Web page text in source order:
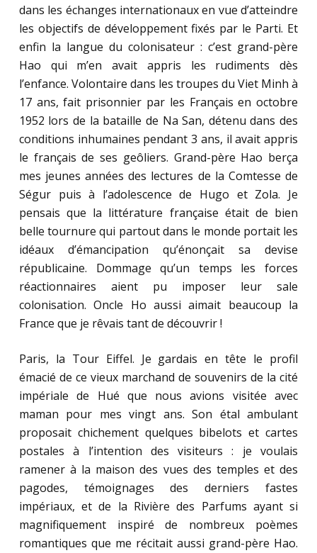
dans les échanges internationaux en vue d’atteindre
les objectifs de développement fixés par le Parti. Et
enfin la langue du colonisateur : c’est grand-père
Hao qui m’en avait appris les rudiments dès
l’enfance. Volontaire dans les troupes du Viet Minh à
17 ans, fait prisonnier par les Français en octobre
1952 lors de la bataille de Na San, détenu dans des
conditions inhumaines pendant 3 ans, il avait appris
le français de ses geôliers. Grand-père Hao berça
mes jeunes années des lectures de la Comtesse de
Ségur puis à l’adolescence de Hugo et Zola. Je
pensais que la littérature française était de bien
belle tournure qui partout dans le monde portait les
idéaux d’émancipation qu’énonçait sa devise
républicaine. Dommage qu’un temps les forces
réactionnaires aient pu imposer leur sale
colonisation. Oncle Ho aussi aimait beaucoup la
France que je rêvais tant de découvrir !
Paris, la Tour Eiffel. Je gardais en tête le profil
émacié de ce vieux marchand de souvenirs de la cité
impériale de Hué que nous avions visitée avec
maman pour mes vingt ans. Son étal ambulant
proposait chichement quelques bibelots et cartes
postales à l’intention des visiteurs : je voulais
ramener à la maison des vues des temples et des
pagodes, témoignages des derniers fastes
impériaux, et de la Rivière des Parfums ayant si
magnifiquement inspiré de nombreux poèmes
romantiques que me récitait aussi grand-père Hao.